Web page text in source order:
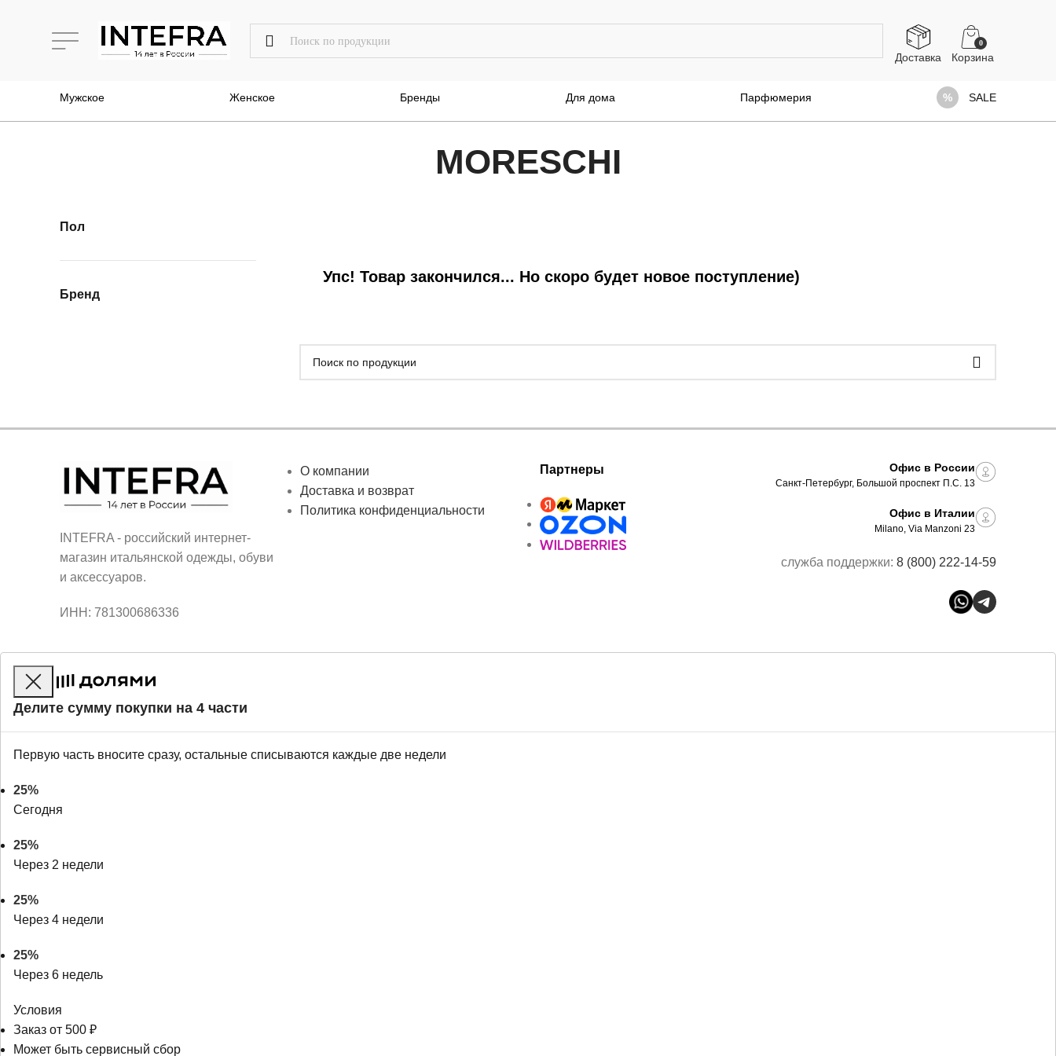
Доставка
0
Мужское Женское Бренды Для дома Парфюмерия SALE
MORESCHI
Пол
Бренд
Упс! Товар закончился... Но скоро будет новое поступление)
INTEFRA - российский интернет-
магазин итальянской одежды, обуви
и аксессуаров.
ИНН: 781300686336
О компании
Доставка и возврат
Политика конфиденциальности
Партнеры Офис в России
Санкт-Петербург, Большой проспект П.С. 13
Офис в Италии
Milano, Via Manzoni 23
служба поддержки: 8 (800) 222-14-59
Делите сумму покупки на 4 части
Первую часть вносите сразу, остальные списываются каждые две недели
25%
Сегодня
25%
Через 2 недели
25%
Через 4 недели
25%
Через 6 недель
Условия
Заказ от 500 ₽
Может быть сервисный сбор